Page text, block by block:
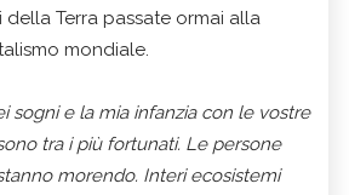
Terra passate ormai alla
mondiale.
sogni e la mia infanzia con le vostre
tra i più fortunati. Le persone
morendo. Interi ecosistemi